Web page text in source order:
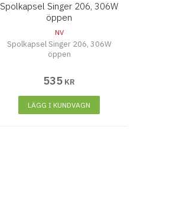
Spolkapsel Singer 206, 306W
öppen
NV
Spolkapsel Singer 206, 306W
öppen
535 KR
LÄGG I KUNDVAGN